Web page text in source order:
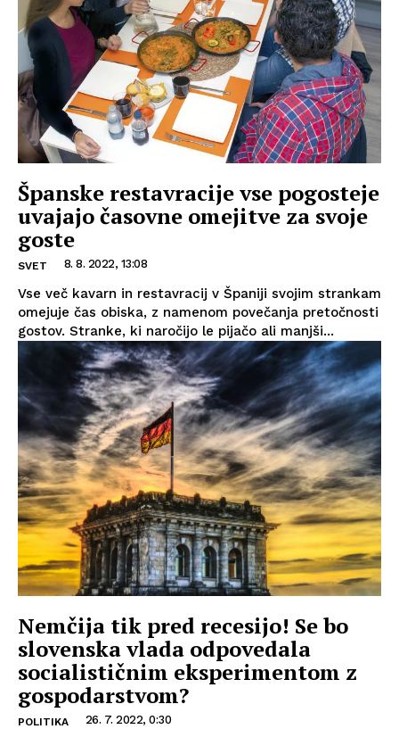
Španske restavracije vse pogosteje
uvajajo časovne omejitve za svoje
goste
SVET 8. 8. 2022, 13:08
Vse več kavarn in restavracij v Španiji svojim strankam
omejuje čas obiska, z namenom povečanja pretočnosti
gostov. Stranke, ki naročijo le pijačo ali manjši...
Nemčija tik pred recesijo! Se bo
slovenska vlada odpovedala
socialističnim eksperimentom z
gospodarstvom?
POLITIKA 26. 7. 2022, 0:30